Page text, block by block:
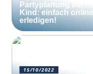
Partyplanung mit
Kind: einfach online
erledigen!
15/10/2022